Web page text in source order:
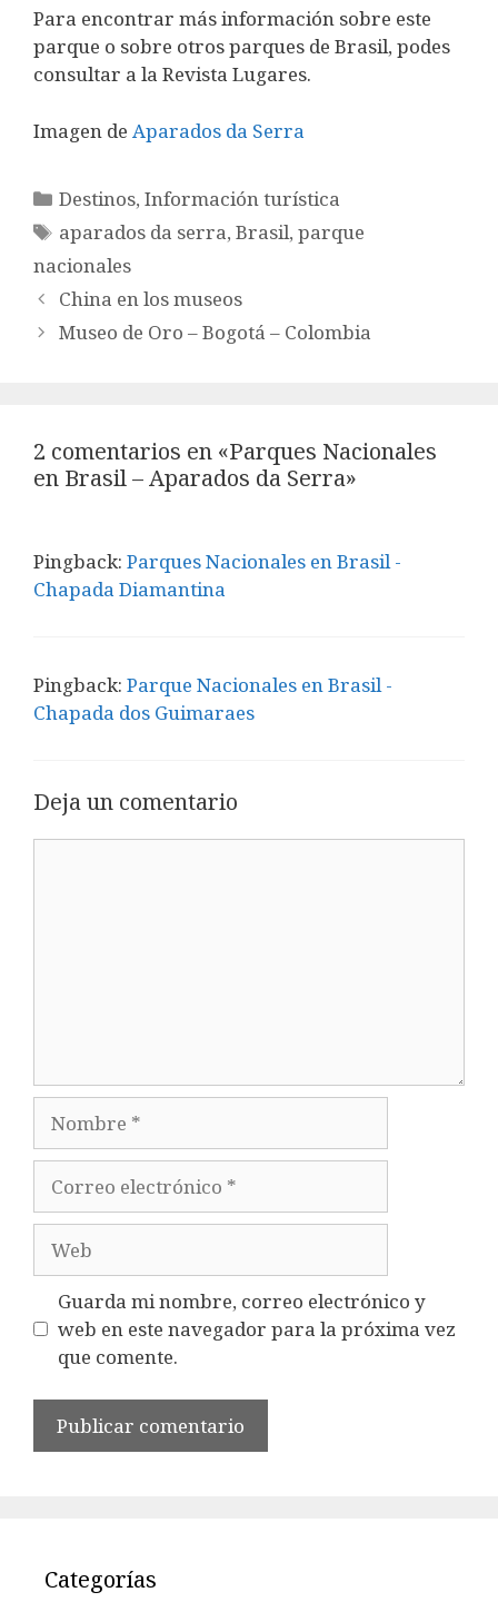
Para encontrar más información sobre este
parque o sobre otros parques de Brasil, podes
consultar a la Revista Lugares.
Imagen de Aparados da Serra
Categorías
Destinos,Información turística
Etiquetas
aparados da serra,Brasil,parque
nacionales
China en los museos
Museo de Oro – Bogotá – Colombia
2 comentarios en «Parques Nacionales
en Brasil – Aparados da Serra»
Pingback: Parques Nacionales en Brasil -
Chapada Diamantina
Pingback: Parque Nacionales en Brasil -
Chapada dos Guimaraes
Deja un comentario
Nombre
electrónico
Guarda mi nombre, correo electrónico y
web en este navegador para la próxima vez
que comente.
Categorías